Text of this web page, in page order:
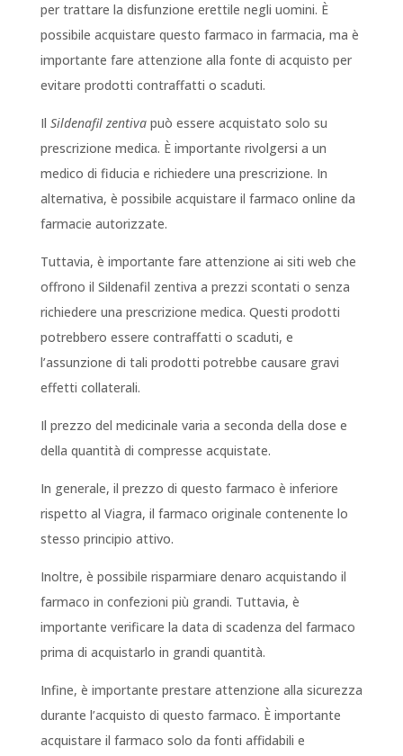
per trattare la disfunzione erettile negli uomini. È
possibile acquistare questo farmaco in farmacia, ma è
importante fare attenzione alla fonte di acquisto per
evitare prodotti contraffatti o scaduti.
Il Sildenafil zentivapuò essere acquistato solo su
prescrizione medica. È importante rivolgersi a un
medico di fiducia e richiedere una prescrizione. In
alternativa, è possibile acquistare il farmaco online da
farmacie autorizzate.
Tuttavia, è importante fare attenzione ai siti web che
offrono il Sildenafil zentiva a prezzi scontati o senza
richiedere una prescrizione medica. Questi prodotti
potrebbero essere contraffatti o scaduti, e
l’assunzione di tali prodotti potrebbe causare gravi
effetti collaterali.
Il prezzo del medicinale varia a seconda della dose e
della quantità di compresse acquistate.
In generale, il prezzo di questo farmaco è inferiore
rispetto al Viagra, il farmaco originale contenente lo
stesso principio attivo.
Inoltre, è possibile risparmiare denaro acquistando il
farmaco in confezioni più grandi. Tuttavia, è
importante verificare la data di scadenza del farmaco
prima di acquistarlo in grandi quantità.
Infine, è importante prestare attenzione alla sicurezza
durante l’acquisto di questo farmaco. È importante
acquistare il farmaco solo da fonti affidabili e